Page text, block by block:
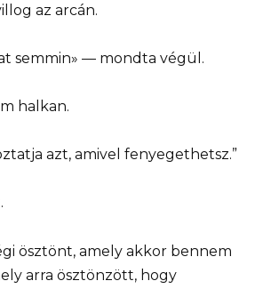
az arcán.
semmin» — mondta végül.
halkan.
azt, amivel fenyegethetsz.”
ösztönt, amely akkor bennem
arra ösztönzött, hogy